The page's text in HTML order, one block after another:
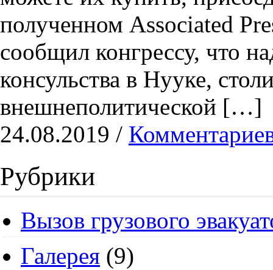
полученном Associated
сообщил конгрессу, что
консульства в Нууке,
внешнеполитической […]
24.08.2019 /
Рубрики
Вызов грузового
Галерея (9)